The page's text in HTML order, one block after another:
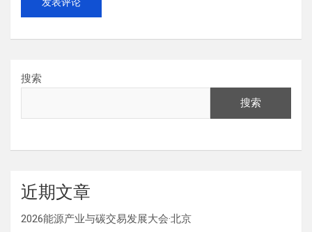
搜索
搜索
近期文章
2026能源产业与碳交易发展大会·北京